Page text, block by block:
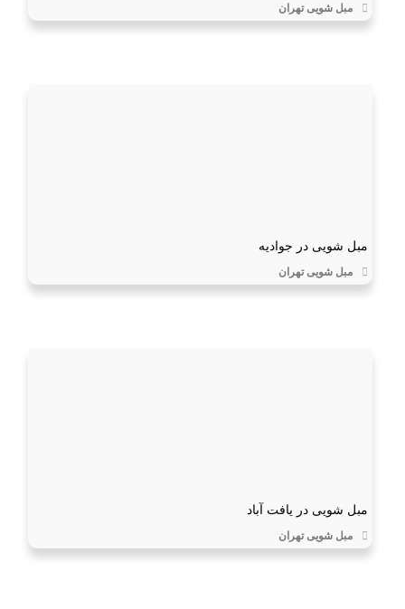
مبل شویی تهران
مبل شویی در جوادیه
مبل شویی تهران
مبل شویی در یافت آباد
مبل شویی تهران